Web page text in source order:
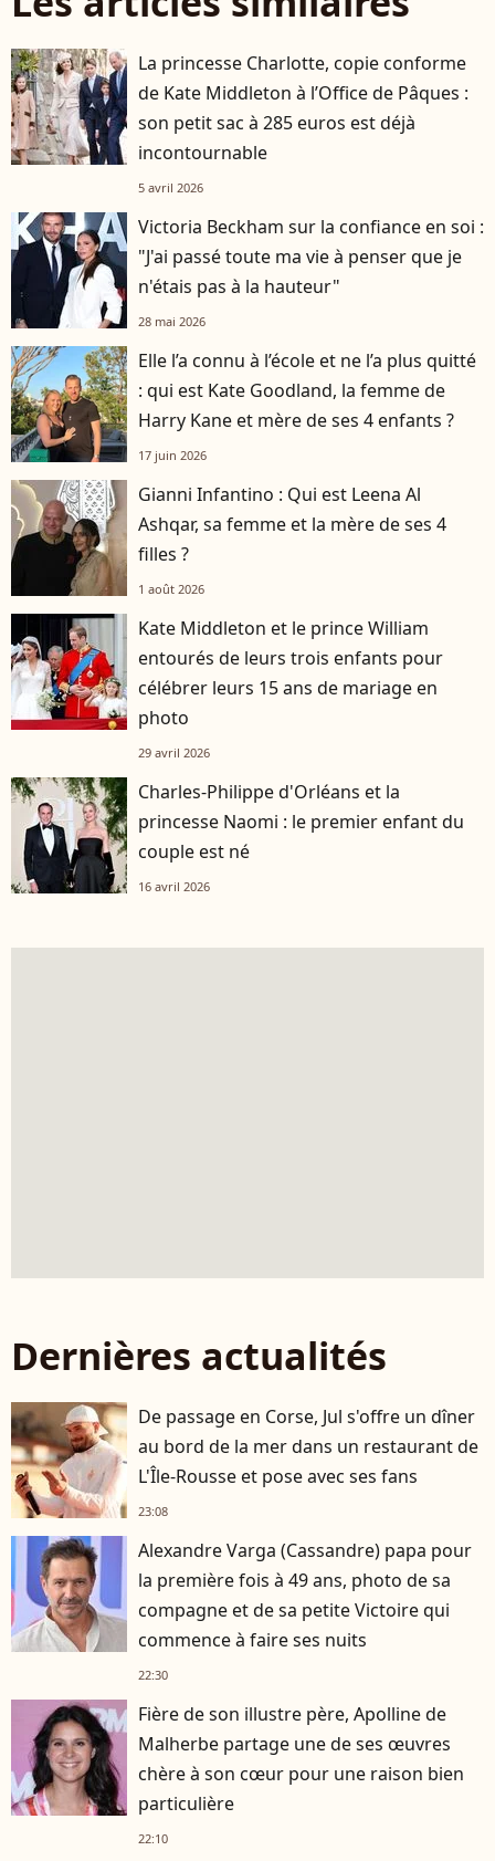
La princesse Charlotte, copie conforme
de Kate Middleton à l’Office de Pâques :
son petit sac à 285 euros est déjà
incontournable
5 avril 2026
Victoria Beckham sur la confiance en soi :
"J'ai passé toute ma vie à penser que je
n'étais pas à la hauteur"
28 mai 2026
Elle l’a connu à l’école et ne l’a plus quitté
: qui est Kate Goodland, la femme de
Harry Kane et mère de ses 4 enfants ?
17 juin 2026
Gianni Infantino : Qui est Leena Al
Ashqar, sa femme et la mère de ses 4
filles ?
1 août 2026
Kate Middleton et le prince William
entourés de leurs trois enfants pour
célébrer leurs 15 ans de mariage en
photo
29 avril 2026
Charles-Philippe d'Orléans et la
princesse Naomi : le premier enfant du
couple est né
16 avril 2026
Dernières actualités
De passage en Corse, Jul s'offre un dîner
au bord de la mer dans un restaurant de
L'Île-Rousse et pose avec ses fans
23:08
Alexandre Varga (Cassandre) papa pour
la première fois à 49 ans, photo de sa
compagne et de sa petite Victoire qui
commence à faire ses nuits
22:30
Fière de son illustre père, Apolline de
Malherbe partage une de ses œuvres
chère à son cœur pour une raison bien
particulière
22:10